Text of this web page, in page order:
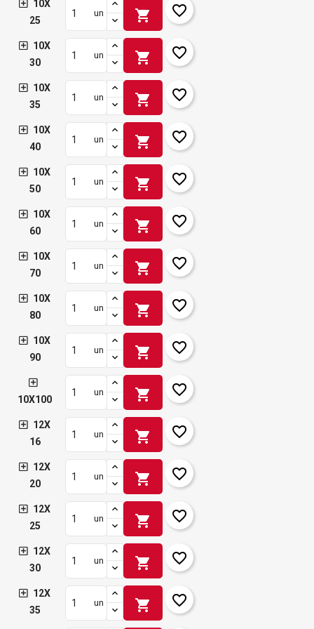
10X
25
un shopping_cart favorite_border
10X
30
un shopping_cart favorite_border
10X
35
un shopping_cart favorite_border
10X
40
un shopping_cart favorite_border
10X
50
un shopping_cart favorite_border
10X
60
un shopping_cart favorite_border
10X
70
un shopping_cart favorite_border
10X
80
un shopping_cart favorite_border
10X
90
un shopping_cart favorite_border
10X100
un shopping_cart favorite_border
12X
16
un shopping_cart favorite_border
12X
20
un shopping_cart favorite_border
12X
25
un shopping_cart favorite_border
12X
30
un shopping_cart favorite_border
12X
35
un shopping_cart favorite_border